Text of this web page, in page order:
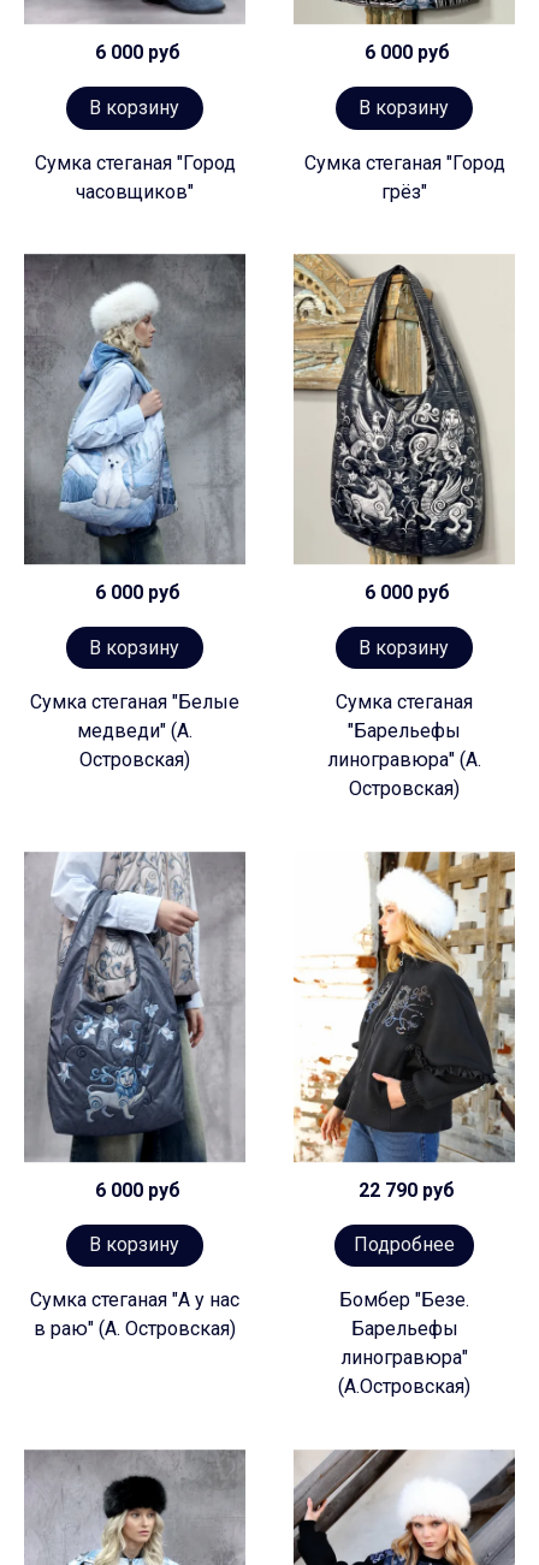
6 000 руб
В корзину
Сумка стеганая "Город
часовщиков"
6 000 руб
В корзину
Сумка стеганая "Город
грёз"
6 000 руб
В корзину
Сумка стеганая "Белые
медведи" (А.
Островская)
6 000 руб
В корзину
Сумка стеганая
"Барельефы
линогравюра" (А.
Островская)
6 000 руб
В корзину
Сумка стеганая "А у нас
в раю" (А. Островская)
22 790 руб
Подробнее
Бомбер "Безе.
Барельефы
линогравюра"
(А.Островская)